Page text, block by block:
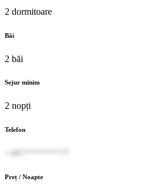
2 dormitoare
Băi
2 băi
Sejur minim
2 nopți
Telefon
+407******77
Preț / Noapte